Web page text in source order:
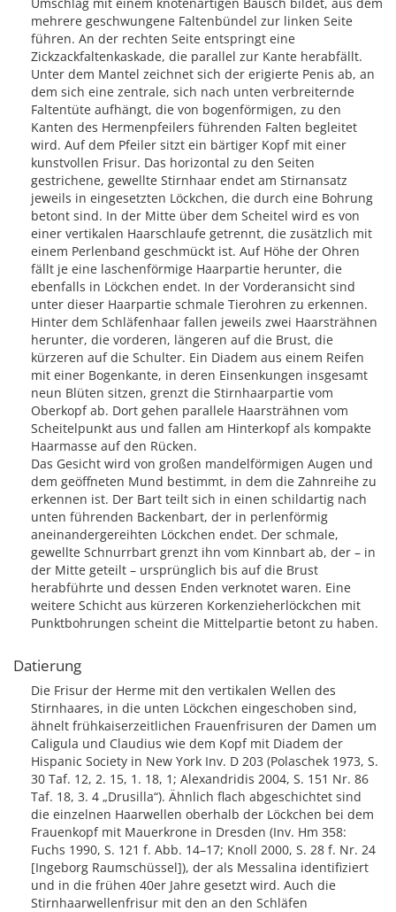
mehrere geschwungene Faltenbündel zur linken Seite
führen. An der rechten Seite entspringt eine
Zickzackfaltenkaskade, die parallel zur Kante herabfällt.
Unter dem Mantel zeichnet sich der erigierte Penis ab, an
dem sich eine zentrale, sich nach unten verbreiternde
Faltentüte aufhängt, die von bogenförmigen, zu den
Kanten des Hermenpfeilers führenden Falten begleitet
wird. Auf dem Pfeiler sitzt ein bärtiger Kopf mit einer
kunstvollen Frisur. Das horizontal zu den Seiten
gestrichene, gewellte Stirnhaar endet am Stirnansatz
jeweils in eingesetzten Löckchen, die durch eine Bohrung
betont sind. In der Mitte über dem Scheitel wird es von
einer vertikalen Haarschlaufe getrennt, die zusätzlich mit
einem Perlenband geschmückt ist. Auf Höhe der Ohren
fällt je eine laschenförmige Haarpartie herunter, die
ebenfalls in Löckchen endet. In der Vorderansicht sind
unter dieser Haarpartie schmale Tierohren zu erkennen.
Hinter dem Schläfenhaar fallen jeweils zwei Haarsträhnen
herunter, die vorderen, längeren auf die Brust, die
kürzeren auf die Schulter. Ein Diadem aus einem Reifen
mit einer Bogenkante, in deren Einsenkungen insgesamt
neun Blüten sitzen, grenzt die Stirnhaarpartie vom
Oberkopf ab. Dort gehen parallele Haarsträhnen vom
Scheitelpunkt aus und fallen am Hinterkopf als kompakte
Haarmasse auf den Rücken.
Das Gesicht wird von großen mandelförmigen Augen und
dem geöffneten Mund bestimmt, in dem die Zahnreihe zu
erkennen ist. Der Bart teilt sich in einen schildartig nach
unten führenden Backenbart, der in perlenförmig
aneinandergereihten Löckchen endet. Der schmale,
gewellte Schnurrbart grenzt ihn vom Kinnbart ab, der – in
der Mitte geteilt – ursprünglich bis auf die Brust
herabführte und dessen Enden verknotet waren. Eine
weitere Schicht aus kürzeren Korkenzieherlöckchen mit
Punktbohrungen scheint die Mittelpartie betont zu haben.
Datierung
Die Frisur der Herme mit den vertikalen Wellen des
Stirnhaares, in die unten Löckchen eingeschoben sind,
ähnelt frühkaiserzeitlichen Frauenfrisuren der Damen um
Caligula und Claudius wie dem Kopf mit Diadem der
Hispanic Society in New York Inv. D 203 (Polaschek 1973, S.
30 Taf. 12, 2. 15, 1. 18, 1; Alexandridis 2004, S. 151 Nr. 86
Taf. 18, 3. 4 „Drusilla“). Ähnlich flach abgeschichtet sind
die einzelnen Haarwellen oberhalb der Löckchen bei dem
Frauenkopf mit Mauerkrone in Dresden (Inv. Hm 358:
Fuchs 1990, S. 121 f. Abb. 14–17; Knoll 2000, S. 28 f. Nr. 24
[Ingeborg Raumschüssel]), der als Messalina identifiziert
und in die frühen 40er Jahre gesetzt wird. Auch die
Stirnhaarwellenfrisur mit den an den Schläfen